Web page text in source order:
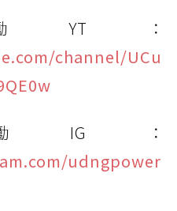
YT：
channel/UCu
IG：
udngpower